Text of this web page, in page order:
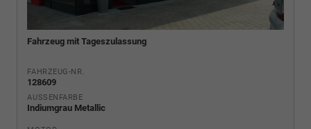
Fahrzeug mit Tageszulassung
FAHRZEUG-NR.
128609
AUSSENFARBE
Indiumgrau Metallic